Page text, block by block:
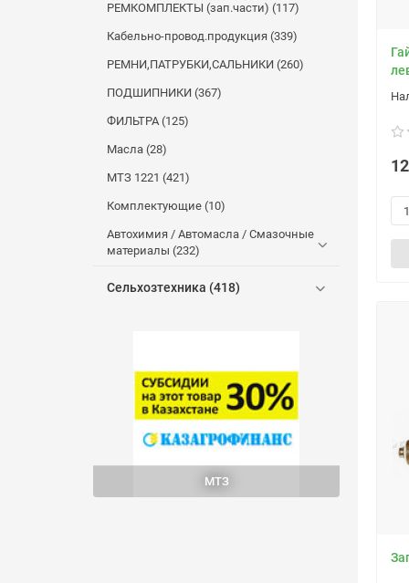
РЕМКОМПЛЕКТЫ (зап.части) (117)
Кабельно-провод.продукция (339)
РЕМНИ,ПАТРУБКИ,САЛЬНИКИ (260)
ПОДШИПНИКИ (367)
ФИЛЬТРА (125)
Масла (28)
МТЗ 1221 (421)
Комплектующие (10)
Автохимия / Автомасла / Смазочные
материалы (232)
Сельхозтехника (418)
МТЗ